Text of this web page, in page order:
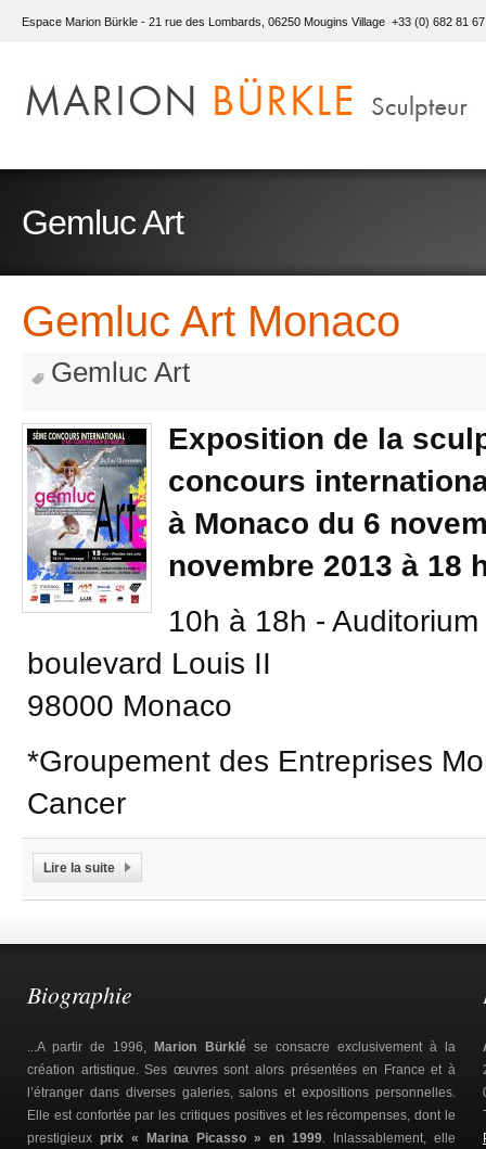
Espace Marion Bürkle - 21 rue des Lombards, 06250 Mougins Village +33 (0) 682 81
Gemluc Art
Gemluc Art Monaco
Gemluc Art
Exposition de la
concours
à Monaco du 6
novembre 2013 à 18
10h à 18h -
boulevard Louis II
98000 Monaco
*Groupement des Entreprises
Cancer
Lire la suite
Biographie
...A partir de 1996, Marion Bürklése consacre exclusivement à la
création artistique. Ses œuvres sont alors présentées en France et à
l’étranger dans diverses galeries, salons et expositions personnelles.
Elle est confortée par les critiques positives et les récompenses, dont le
prestigieux prix « Marina Picasso » en 1999. Inlassablement, elle